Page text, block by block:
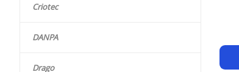
Criotec
DANPA
Drago